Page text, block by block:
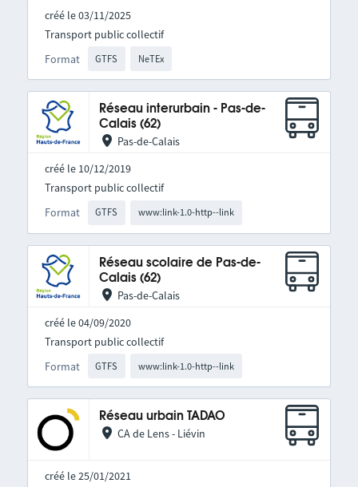
créé le 03/11/2025
Format GTFS NeTEx
Transport public collectif
Réseau interurbain - Pas-de-
Calais (62)
Pas-de-Calais
créé le 10/12/2019
Format GTFS www:link-1.0-http--link
Transport public collectif
Réseau scolaire de Pas-de-
Calais (62)
Pas-de-Calais
créé le 04/09/2020
Format GTFS www:link-1.0-http--link
Transport public collectif
Réseau urbain TADAO
CA de Lens - Liévin
créé le 25/01/2021